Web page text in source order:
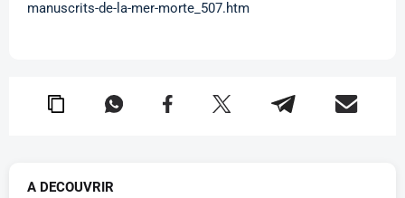
manuscrits-de-la-mer-morte_507.htm
A DECOUVRIR